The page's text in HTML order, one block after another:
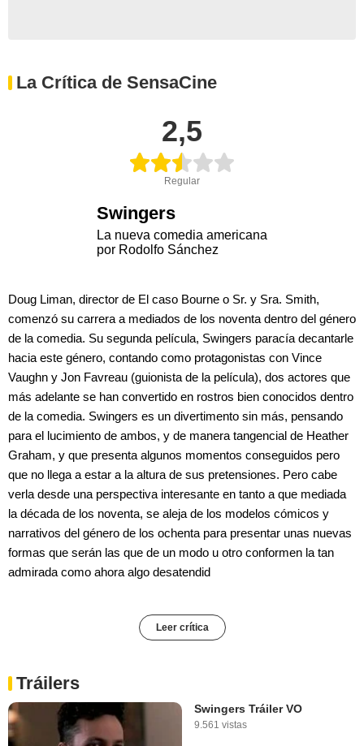
La Crítica de SensaCine
2,5
Regular
Swingers
La nueva comedia americana
por Rodolfo Sánchez
Doug Liman, director de El caso Bourne o Sr. y Sra. Smith,
comenzó su carrera a mediados de los noventa dentro del género
de la comedia. Su segunda película, Swingers paracía decantarle
hacia este género, contando como protagonistas con Vince
Vaughn y Jon Favreau (guionista de la película), dos actores que
más adelante se han convertido en rostros bien conocidos dentro
de la comedia. Swingers es un divertimento sin más, pensando
para el lucimiento de ambos, y de manera tangencial de Heather
Graham, y que presenta algunos momentos conseguidos pero
que no llega a estar a la altura de sus pretensiones. Pero cabe
verla desde una perspectiva interesante en tanto a que mediada
la década de los noventa, se aleja de los modelos cómicos y
narrativos del género de los ochenta para presentar unas nuevas
formas que serán las que de un modo u otro conformen la tan
admirada como ahora algo desatendid
Leer crítica
Tráilers
Swingers Tráiler VO
9.561 vistas